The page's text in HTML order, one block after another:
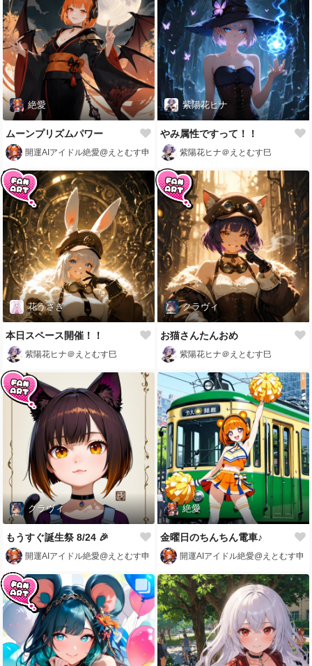
絶愛
ムーンプリズムパワー
開運AIアイドル絶愛@えとむす申
紫陽花ヒナ
やみ属性ですって！！
紫陽花ヒナ＠えとむす巳
花うさぎ
本日スペース開催！！
紫陽花ヒナ＠えとむす巳
クラヴィ
お猫さんたんおめ
紫陽花ヒナ＠えとむす巳
クラヴィ
もうすぐ誕生祭 8/24 🎉
開運AIアイドル絶愛@えとむす申
絶愛
金曜日のちんちん電車♪
開運AIアイドル絶愛@えとむす申